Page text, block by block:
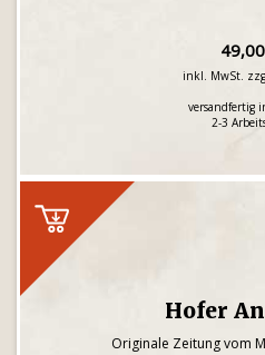
inkl. MwSt.
versandfertig
2-3
Hofer
Originale Zeitung vom